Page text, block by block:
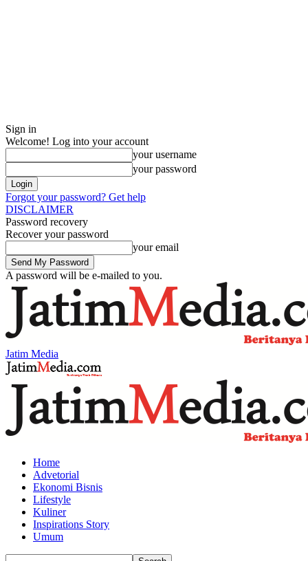
Sign in
Welcome! Log into your account
your username
your password
Forgot your password? Get help
DISCLAIMER
Password recovery
Recover your password
your email
A password will be e-mailed to you.
Jatim Media
Home
Advetorial
Ekonomi Bisnis
Lifestyle
Kuliner
Inspirations Story
Umum